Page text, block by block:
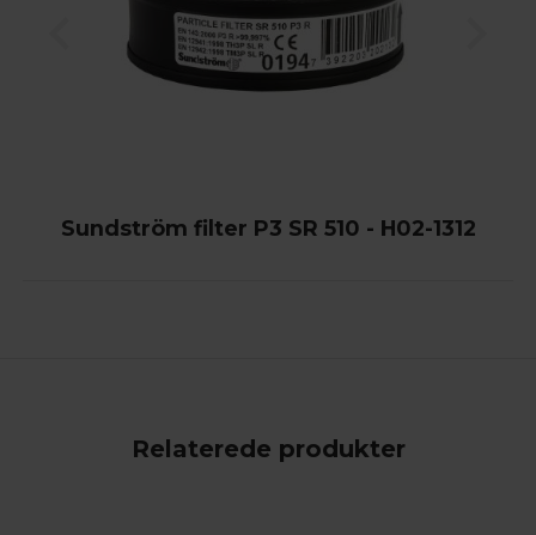
Sundström filter P3 SR 510 - H02-1312
Relaterede produkter